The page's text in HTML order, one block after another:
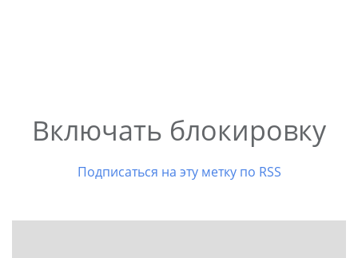
Включать блокировку
Подписаться на эту метку по RSS